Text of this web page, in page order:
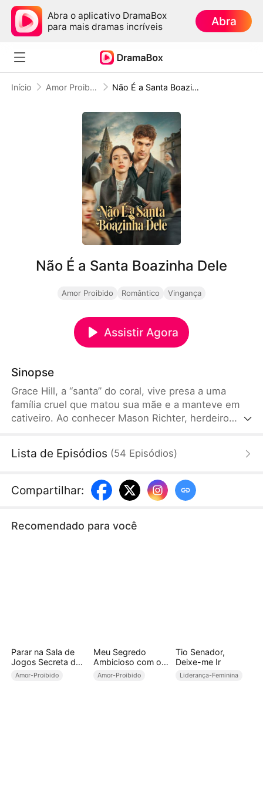
Abra o aplicativo DramaBox
para mais dramas incríveis
Abra
Início Amor Proibido Não É a Santa Boazinha Dele
Não É a Santa Boazinha Dele
Amor Proibido Romântico Vingança
Assistir Agora
Sinopse
Grace Hill, a “santa” do coral, vive presa a uma
família cruel que matou sua mãe e a manteve em
cativeiro. Ao conhecer Mason Richter, herdeiro
para derrubar quem destruiu sua vida, enquanto
escuridão e pela sede de justiça, viram cúmplices…
e a única salvação um do outro.
Lista de Episódios (54 Episódios)
Compartilhar:
Recomendado para você
Parar na Sala de
Jogos Secreta do
CEO
Amor-Proibido
Meu Segredo
Ambicioso com o
Cunhado
Amor-Proibido
Tio Senador,
Deixe-me Ir
Liderança-Feminina